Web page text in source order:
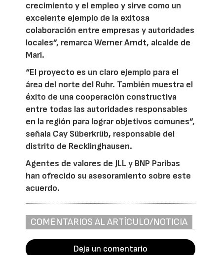
crecimiento y el empleo y sirve como un
excelente ejemplo de la exitosa
colaboración entre empresas y autoridades
locales”, remarca Werner Arndt, alcalde de
Marl.
“El proyecto es un claro ejemplo para el
área del norte del Ruhr. También muestra el
éxito de una cooperación constructiva
entre todas las autoridades responsables
en la región para lograr objetivos comunes”,
señala Cay Süberkrüb, responsable del
distrito de Recklinghausen.
Agentes de valores de JLL y BNP Paribas
han ofrecido su asesoramiento sobre este
acuerdo.
COMENTARIOS AL ARTÍCULO/NOTICIA
Deja un comentario